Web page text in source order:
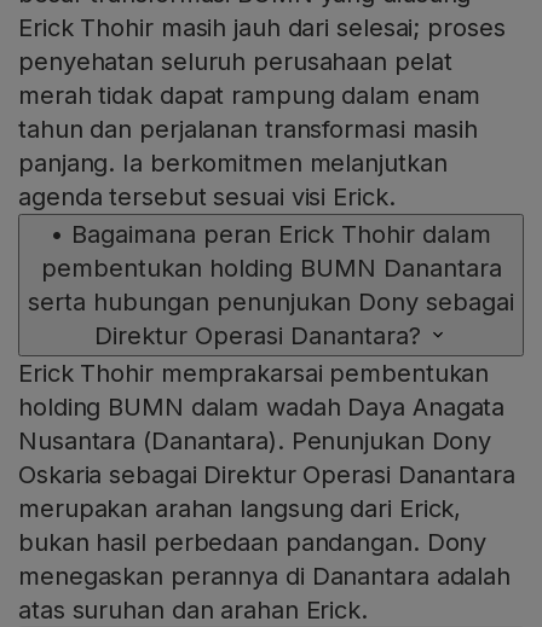
Erick Thohir masih jauh dari selesai; proses
penyehatan seluruh perusahaan pelat
merah tidak dapat rampung dalam enam
tahun dan perjalanan transformasi masih
panjang. Ia berkomitmen melanjutkan
agenda tersebut sesuai visi Erick.
• Bagaimana peran Erick Thohir dalam
pembentukan holding BUMN Danantara
serta hubungan penunjukan Dony sebagai
Direktur Operasi Danantara?
Erick Thohir memprakarsai pembentukan
holding BUMN dalam wadah Daya Anagata
Nusantara (Danantara). Penunjukan Dony
Oskaria sebagai Direktur Operasi Danantara
merupakan arahan langsung dari Erick,
bukan hasil perbedaan pandangan. Dony
menegaskan perannya di Danantara adalah
atas suruhan dan arahan Erick.